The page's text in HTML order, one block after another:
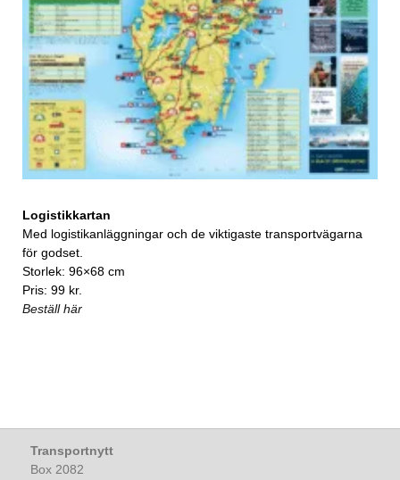
Logistikkartan
Med logistikanläggningar och de viktigaste transportvägarna
för godset.
Storlek: 96×68 cm
Pris: 99 kr.
Beställ här
Transportnytt
Box 2082